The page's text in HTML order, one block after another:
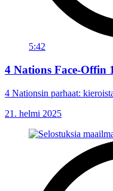
5:42
4 Nations Face-Offin
4 Nationsin parhaat:
21. helmi 2025